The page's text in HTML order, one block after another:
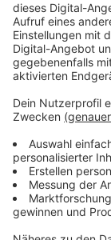
der gerade
rechnet damit,
Bereits Ende
Kreis
zur Rente
beispielsweise
auf
Ausgaben
Pauschale sei
Anzeige